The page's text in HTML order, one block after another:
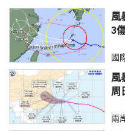
風
3
國
風
周
兩